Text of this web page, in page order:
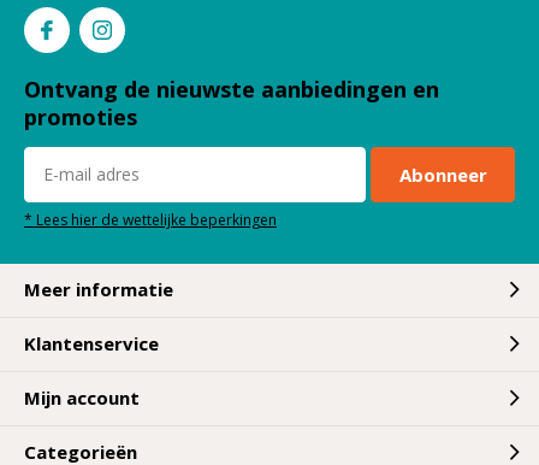
Ontvang de nieuwste aanbiedingen en
promoties
Abonneer
* Lees hier de wettelijke beperkingen
Meer informatie
Klantenservice
Mijn account
Categorieën